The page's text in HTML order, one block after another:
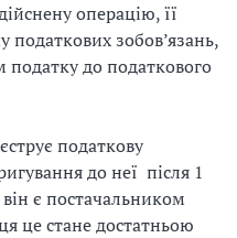
операцію, її
податкових зобов’язань,
податку до податкового
податкову
до неї після 1
є постачальником
це стане достатньою